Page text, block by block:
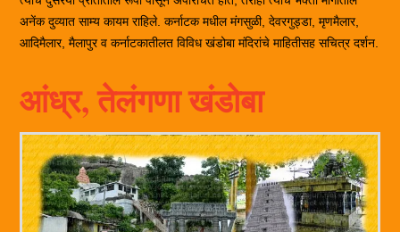
अनेंक दुव्यात साम्य कायम राहिले. कर्नाटक मधील मंगसुळी, देवरगुड्डा, मृणमैलार,
आदिमैलार, मैलापुर व कर्नाटकातीलत विविध खंडोबा मंदिरांचे माहितीसह सचित्र दर्शन.
आंध्र, तेलंगणा खंडोबा